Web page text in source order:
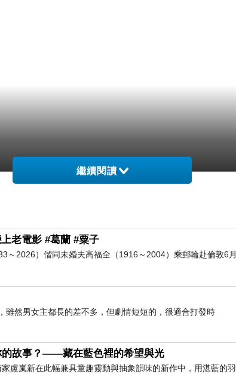
繼續閱讀
老電影 #葛蘭 #粟子
～2026）偕同未婚夫高福全（1916～2004）乘郵輪赴倫敦6
然男女主都長的差不多，但劇情短短的，很適合打發時
的故事？——藏在藍色裡的希望與光
盧嵐新在此幅兼具童趣靈動與抽象韻味的新作中，用湛藍的